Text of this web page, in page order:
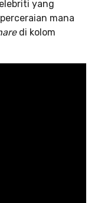
yang
mana
di kolom